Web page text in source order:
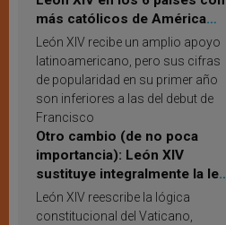
más católicos de América
Latina en 2026? Publican
resultados de investigación
León XIV recibe un amplio apoyo
latinoamericano, pero sus cifras
de popularidad en su primer año
son inferiores a las del debut de
Francisco
Otro cambio (de no poca
importancia): León XIV
sustituye integralmente la ley
vaticana de Papa Francisco
León XIV reescribe la lógica
constitucional del Vaticano,